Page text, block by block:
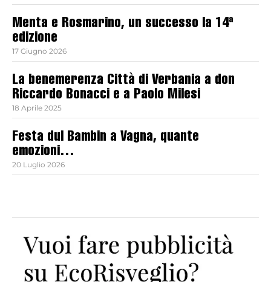
Menta e Rosmarino, un successo la 14ª
edizione
17 Giugno 2026
La benemerenza Città di Verbania a don
Riccardo Bonacci e a Paolo Milesi
18 Aprile 2025
Festa dul Bambin a Vagna, quante
emozioni…
20 Luglio 2026